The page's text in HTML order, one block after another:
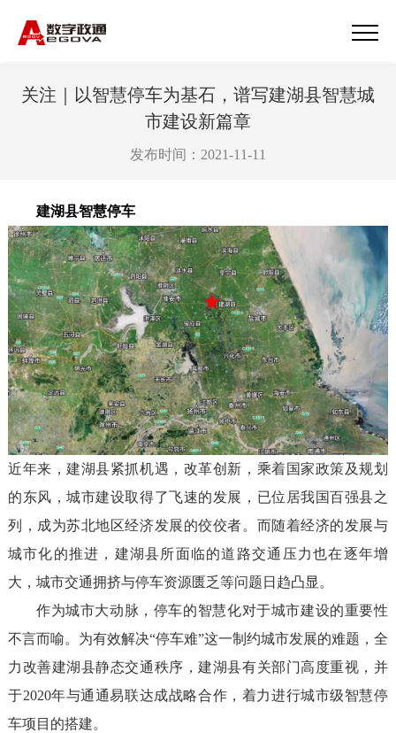
关注｜以智慧停车为基石，谱写建湖县智慧城
市建设新篇章
发布时间：2021-11-11
建湖县智慧停车
近年来，建湖县紧抓机遇，改革创新，乘着国家政策及规划
的东风，城市建设取得了飞速的发展，已位居我国百强县之
列，成为苏北地区经济发展的佼佼者。而随着经济的发展与
城市化的推进，建湖县所面临的道路交通压力也在逐年增
大，城市交通拥挤与停车资源匮乏等问题日趋凸显。
作为城市大动脉，停车的智慧化对于城市建设的重要性
不言而喻。为有效解决“停车难”这一制约城市发展的难题，全
力改善建湖县静态交通秩序，建湖县有关部门高度重视，并
于2020年与通通易联达成战略合作，着力进行城市级智慧停
车项目的搭建。